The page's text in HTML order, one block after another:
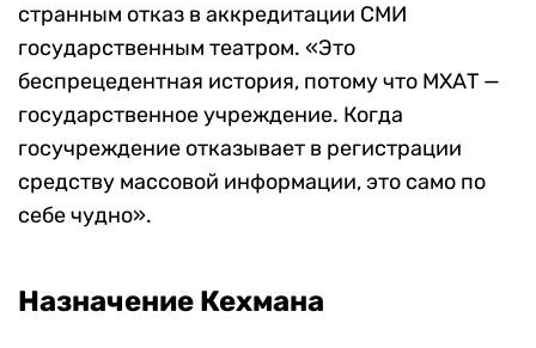
странным отказ в аккредитации СМИ
государственным театром. «Это
беспрецедентная история, потому что МХАТ —
государственное учреждение. Когда
госучреждение отказывает в регистрации
средству массовой информации, это само по
себе чудно».
Назначение Кехмана